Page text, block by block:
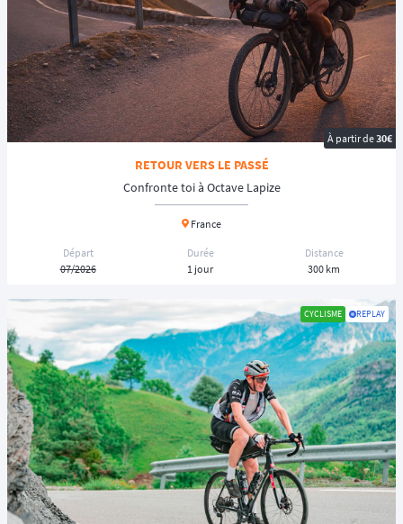
À partir de30€
RETOUR VERS LE PASSÉ
Confronte toi à Octave Lapize
France
Départ
07/2026
Durée
1 jour
Distance
300 km
CYCLISME REPLAY